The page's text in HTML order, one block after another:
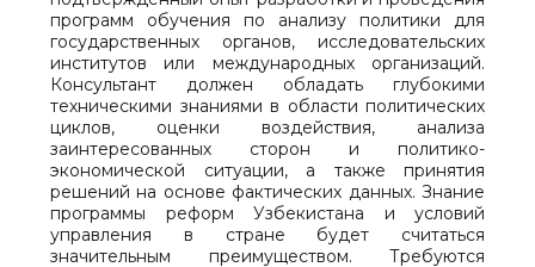
программ обучения по анализу политики для
государственных органов, исследовательских
институтов или международных организаций.
Консультант должен обладать глубокими
техническими знаниями в области политических
циклов, оценки воздействия, анализа
заинтересованных сторон и политико-
экономической ситуации, а также принятия
решений на основе фактических данных. Знание
программы реформ Узбекистана и условий
управления в стране будет считаться
значительным преимуществом. Требуются